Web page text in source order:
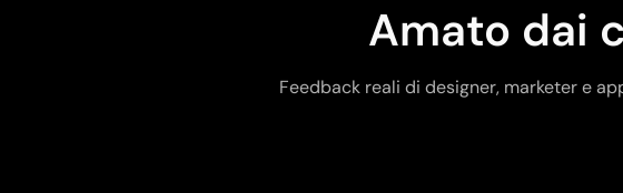
Amato dai
Feedback reali di designer, marketer e